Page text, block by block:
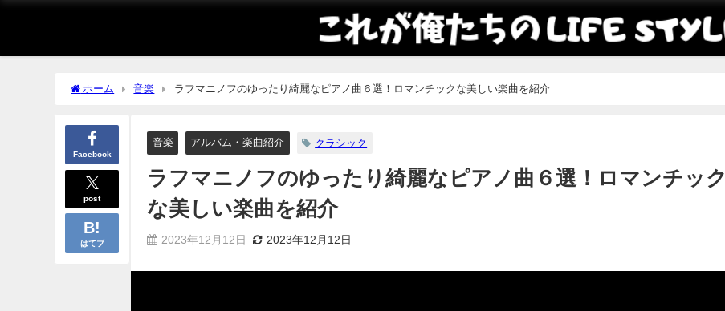
ホーム 音楽 ラフマニノフのゆったり綺麗なピアノ曲６選！ロマンチックな美しい楽曲を紹介
Facebook
post
はてブ
音楽 アルバム・楽曲紹介 クラシック
ラフマニノフのゆったり綺麗なピアノ曲６選！ロマンチック
な美しい楽曲を紹介
2023年12月12日 2023年12月12日